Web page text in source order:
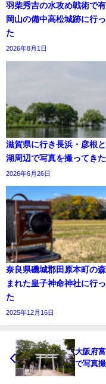
羽柴秀吉の水攻め戦術で
岡山の備中高松城跡に行
た
2026年8月1日
滋賀県に行き長浜・彦根
湖周辺で写真を撮ってきた
2026年6月26日
奈良県磯城郡田原本町の
まれた皇子神命神社に行
た
2025年12月16日
大阪府
で写真